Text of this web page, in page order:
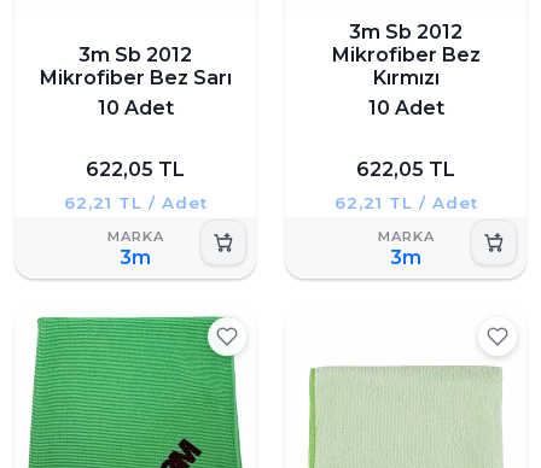
3m Sb 2012
Mikrofiber Bez Sarı
10 Adet
622,05 TL
62,21 TL / Adet
3m
3m Sb 2012
Mikrofiber Bez
Kırmızı
10 Adet
622,05 TL
62,21 TL / Adet
3m